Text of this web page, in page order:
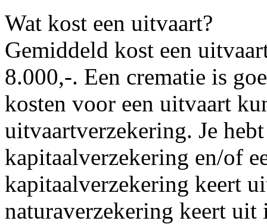
Wat kost een uitvaart?
Gemiddeld kost een
8.000,-. Een crematie is
kosten voor een uitvaart
uitvaartverzekering. Je
kapitaalverzekering en/of
kapitaalverzekering keert
naturaverzekering keert uit